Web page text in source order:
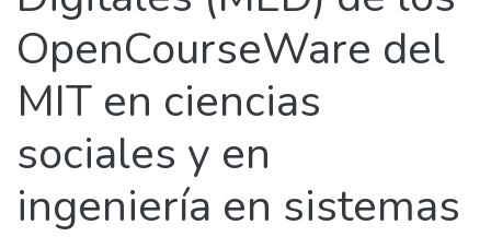
OpenCourseWare del
MIT en ciencias
sociales y en
ingeniería en sistemas